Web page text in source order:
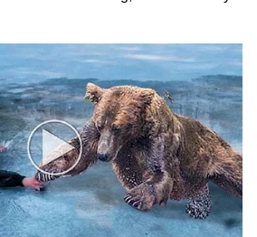
ರದ್ದು!
ಶ್ರಾವಣದ 5 ದಿನ ಈ ಗ್ರಾಮದ
ಮಹಿಳೆಯರು ಬಟ್ಟೆ ಧರಿಸಲ್ಲ,